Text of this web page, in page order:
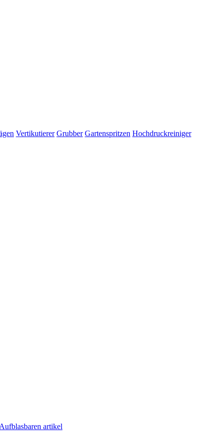
Vertikutierer Grubber Gartenspritzen Hochdruckreiniger
Aufblasbaren artikel